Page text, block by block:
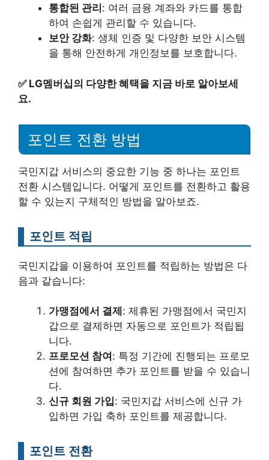
통합된 관리 : 여러 금융 계좌와 카드를 통합
하여 손쉽게 관리할 수 있습니다.
보안 강화: 생체 인증 및 다양한 보안 시스템
을 통해 안전하게 개인정보를 보호합니다.
✅ LG멤버십의 다양한 혜택을 지금 바로 알아보세
요.
포인트 전환 방법
국민지갑 서비스의 중요한 기능 중 하나는 포인트
전환 시스템입니다. 어떻게 포인트를 전환하고 활용
할 수 있는지 구체적인 방법을 알아보죠.
포인트 적립
국민지갑을 이용하여 포인트를 적립하는 방법은 다
음과 같습니다:
가맹점에서 결제 : 제휴된 가맹점에서 국민지
갑으로 결제하면 자동으로 포인트가 적립됩
니다.
프로모션 참여 : 특정 기간에 진행되는 프로모
션에 참여하면 추가 포인트를 받을 수 있습니
다.
신규 회원 가입: 국민지갑 서비스에 신규 가
입하면 가입 축하 포인트를 제공합니다.
포인트 전환